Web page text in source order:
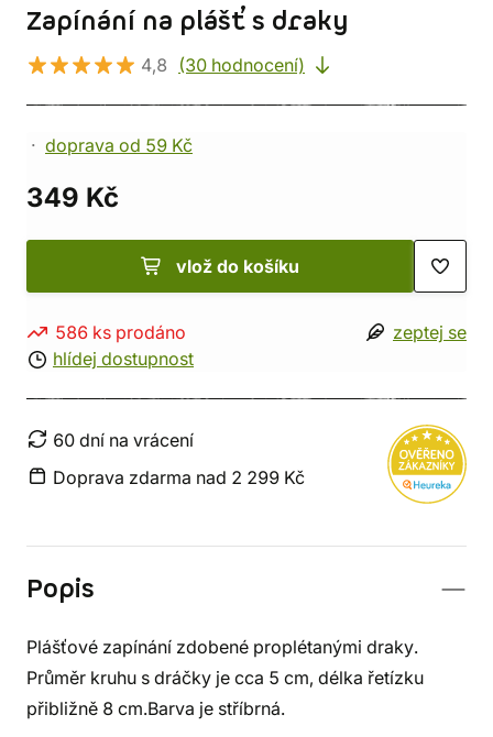
Zapínání na plášť s draky
4,8 (30 hodnocení)
doprava od 59 Kč
349 Kč
vlož do košíku
586 ks prodáno
hlídej dostupnost
zeptej se
60 dní na vrácení
Doprava zdarma nad 2 299 Kč
Popis
Plášťové zapínání zdobené proplétanými draky.
Průměr kruhu s dráčky je cca 5 cm, délka řetízku
přibližně 8 cm.Barva je stříbrná.